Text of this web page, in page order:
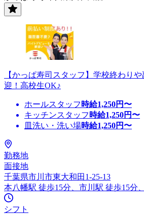
【かっぱ寿司スタッフ】学校終わり
迎！高校生OK♪
ホールスタッフ 時給1,250円〜
キッチンスタッフ 時給1,250円〜
皿洗い・洗い場時給1,250円〜
勤務地
面接地
千葉県市川市東大和田1-25-13
本八幡駅 徒歩15分、市川駅 徒歩15分
シフト